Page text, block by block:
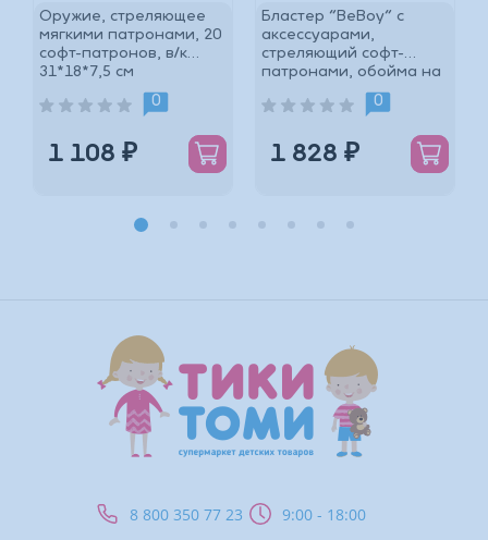
*
Оружие, стреляющее
мягкими патронами, 20
софт-патронов, в/к
31*18*7,5 см
0
1 108 ₽
Бластер "BeBoy" с
аксессуарами,
стреляющий софт-
патронами, обойма на
6 патронов, 12 софт-
патронов в
0
1 828 ₽
8 800 350 77 23 9:00 - 18:00